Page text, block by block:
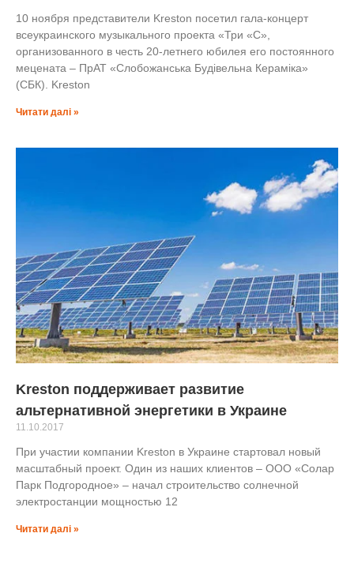
10 ноября представители Kreston посетил гала-концерт
всеукраинского музыкального проекта «Три «С»,
организованного в честь 20-летнего юбилея его постоянного
мецената – ПрАТ «Слобожанська Будівельна Кераміка»
(СБК). Kreston
Читати далі »
Kreston поддерживает развитие
альтернативной энергетики в Украине
11.10.2017
При участии компании Kreston в Украине стартовал новый
масштабный проект. Один из наших клиентов – ООО «Солар
Парк Подгородное» – начал строительство солнечной
электростанции мощностью 12
Читати далі »